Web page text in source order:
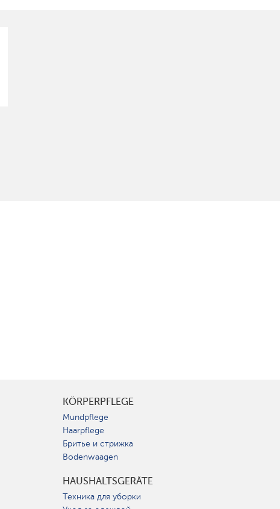
KÖRPERPFLEGE
Mundpflege
Haarpflege
Бритье и стрижка
Bodenwaagen
HAUSHALTSGERÄTE
Техника для уборки